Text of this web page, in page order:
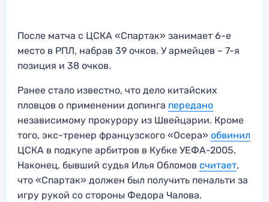
После матча с ЦСКА «Спартак» занимает 6-е
место в РПЛ, набрав 39 очков. У армейцев – 7-я
позиция и 38 очков.
Ранее стало известно, что дело китайских
пловцов о применении допинга передано
независимому прокурору из Швейцарии. Кроме
того, экс-тренер французского «Осера» обвинил
ЦСКА в подкупе арбитров в Кубке УЕФА-2005.
Наконец, бывший судья Илья Обломов считает,
что «Спартак» должен был получить пенальти за
игру рукой со стороны Федора Чалова.